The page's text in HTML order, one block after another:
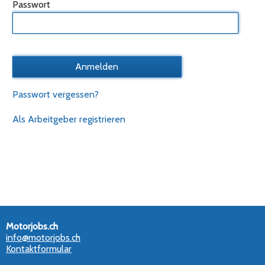
Passwort
Passwort vergessen?
Als Arbeitgeber registrieren
Motorjobs.ch
info@motorjobs.ch
Kontaktformular